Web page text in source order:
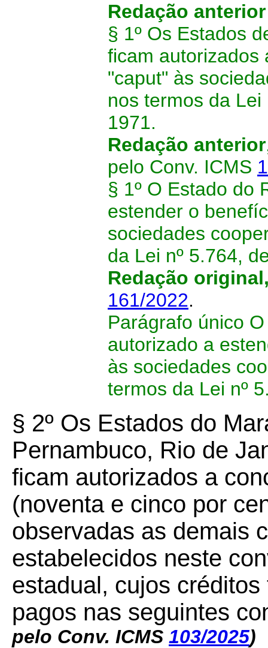
Redação
§ 1º Os Estados
ficam autorizados
"caput" às
nos termos da
1971.
Redação anterior
pelo Conv. ICMS
§ 1º O Estado do
estender o
sociedades
da Lei nº 5.764,
Redação
161/2022.
Parágrafo único
autorizado a
às sociedades
termos da Lei nº
§ 2º Os Estados do
Pernambuco, Rio de
ficam autorizados a
(noventa e cinco por
observadas as demais
estabelecidos neste
estadual, cujos
pagos nas seguintes
pelo Conv. ICMS 103/2025)